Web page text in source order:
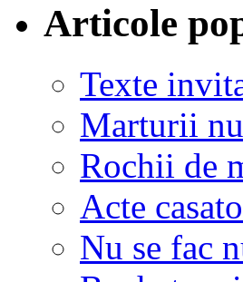
Articole
Texte
Marturii
Rochii de
Acte
Nu se fac